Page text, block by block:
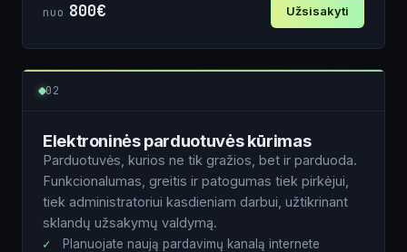
nuo 800€ Užsisakyti
Vardas
El. paštas
Tel. nr.
02
Elektroninės parduotuvės kūrimas
Parduotuvės, kurios ne tik gražios, bet ir parduoda.
Funkcionalumas, greitis ir patogumas tiek pirkėjui,
tiek administratoriui kasdieniam darbui, užtikrinant
sklandų užsakymų valdymą.
Planuojate naują pardavimų kanalą internete